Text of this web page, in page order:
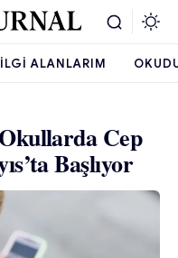
İLGI ALANLARIM
Cep
Başlıyor